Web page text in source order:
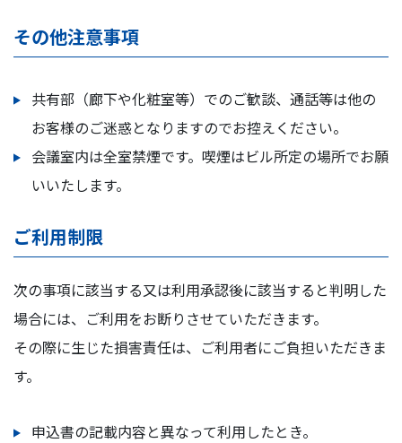
その他注意事項
共有部（廊下や化粧室等）でのご歓談、通話等は他の
お客様のご迷惑となりますのでお控えください。
会議室内は全室禁煙です。喫煙はビル所定の場所でお願
いいたします。
ご利用制限
次の事項に該当する又は利用承認後に該当すると判明した
場合には、ご利用をお断りさせていただきます。
その際に生じた損害責任は、ご利用者にご負担いただきま
す。
申込書の記載内容と異なって利用したとき。